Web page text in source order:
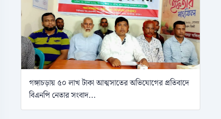
গঙ্গাচড়ায় ৫০ লাখ টাকা আত্মসাতের অভিযোগের প্রতিবাদে
বিএনপি নেতার সংবাদ...